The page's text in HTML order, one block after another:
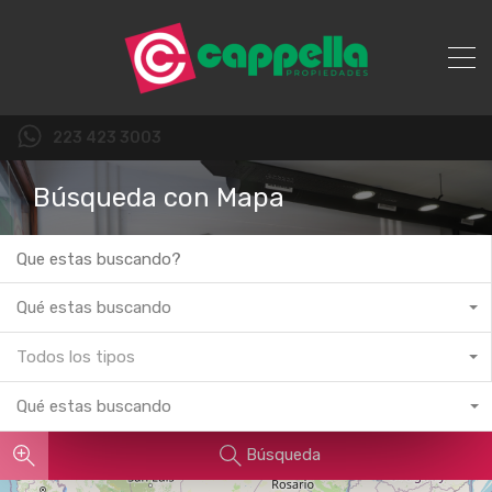
223 423 3003
Búsqueda con Mapa
Qué estas buscando
Todos los tipos
Qué estas buscando
Búsqueda